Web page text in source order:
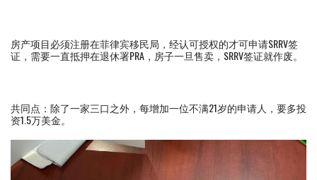
房产项目必须注册在菲律宾移民局，经认可授权的才可申请SRRV签
证，需要一直抵押在退休署PRA，房子一旦售卖，SRRV签证就作废。
共同点：除了一家三口之外，每增加一位不满21岁的申请人，要多投
资1.5万美金。